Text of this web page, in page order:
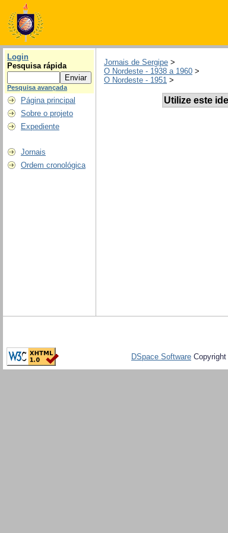
Login
Pesquisa rápida
Pesquisa avançada
Página principal
Sobre o projeto
Expediente
Jornais
Ordem cronológica
Jornais de Sergipe >
O Nordeste - 1938 a 1960 >
O Nordeste - 1951 >
Utilize este
DSpace Software